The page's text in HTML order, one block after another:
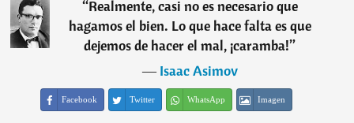
“Realmente, casi no es necesario que
hagamos el bien. Lo que hace falta es que
dejemos de hacer el mal, ¡caramba!”
―Isaac Asimov
Facebook Twitter WhatsApp Imagen